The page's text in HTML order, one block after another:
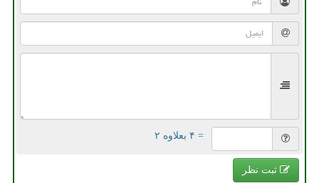
= ۴ بعلاوه ۲
ثبت نظر